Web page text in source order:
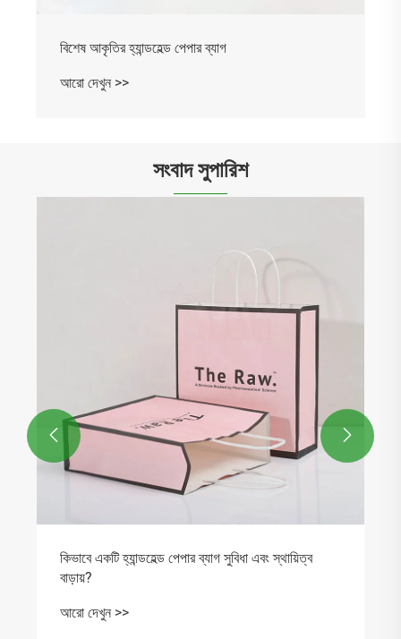
পরিবেশ বান্ধব কাগজের ব্যাগ
আরো দেখুন >>
সংবাদ সুপারিশ
কেন মেটাল রেফ্রিজারেটর চুম্বক দৈনন্দিন ব্যবহার এবং ব্র্যান্ড
প্রচারের জন্য গুরুত্বপূর্ণ?
আরো দেখুন >>
 